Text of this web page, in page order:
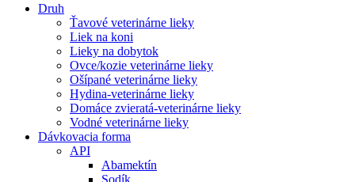
Druh
Ťavové veterinárne lieky
Liek na koni
Lieky na dobytok
Ovce/kozie veterinárne lieky
Ošípané veterinárne lieky
Hydina-veterinárne lieky
Domáce zvieratá-veterinárne lieky
Vodné veterinárne lieky
Dávkovacia forma
API
Abamektín
Sodík